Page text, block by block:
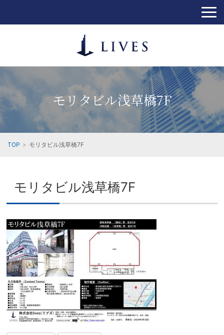
モリタビル浅草橋7F
TOP モリタビル浅草橋7F
モリタビル浅草橋7F